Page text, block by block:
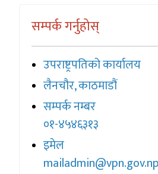
सम्पर्क गर्नुहोस्
उपराष्ट्रपतिको कार्यालय
लैनचौर, काठमाडौं
सम्पर्क नम्बर
०१-४५४६३१३
इमेल
mailadmin@vpn.gov.np